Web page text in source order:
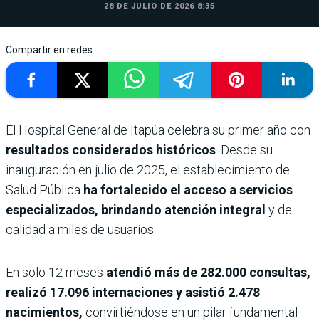
28 DE JULIO DE 2026 8:35
Compartir en redes
El Hospital General de Itapúa celebra su primer año con
resultados considerados históricos. Desde su
inauguración en julio de 2025, el establecimiento de
Salud Pública ha fortalecido el acceso a servicios
especializados, brindando atención integral y de
calidad a miles de usuarios.
En solo 12 meses atendió más de 282.000 consultas,
realizó 17.096 internaciones y asistió 2.478
nacimientos, convirtiéndose en un pilar fundamental